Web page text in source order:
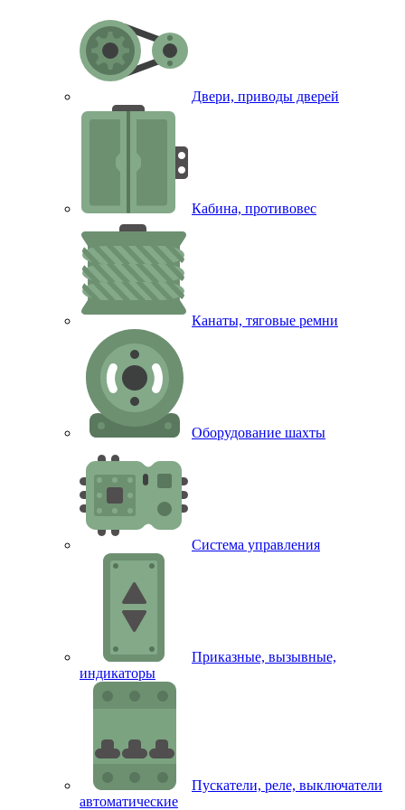
Двери, приводы дверей
Кабина, противовес
Канаты, тяговые ремни
Оборудование шахты
Система управления
Приказные, вызывные,
индикаторы
Пускатели, реле, выключатели
автоматические